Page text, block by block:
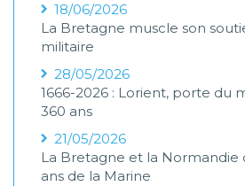
18/06/2026
La Bretagne muscle son
militaire
28/05/2026
1666-2026 : Lorient, porte du
360 ans
21/05/2026
La Bretagne et la
ans de la Marine